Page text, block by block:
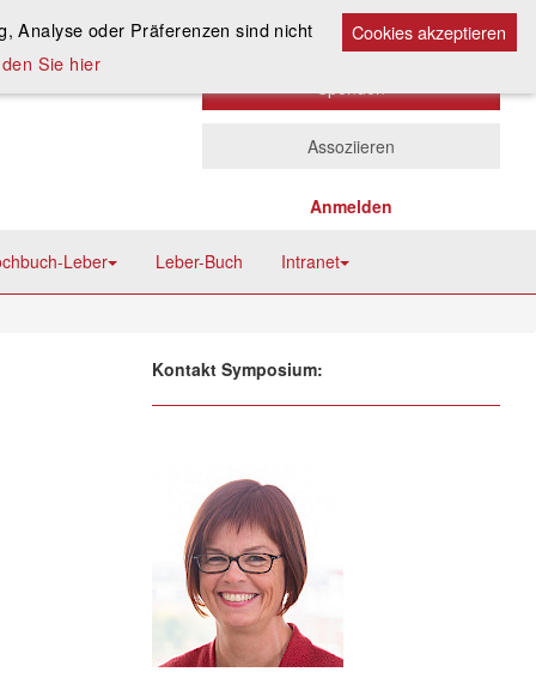
Kontakt AAA
Spenden
Assoziieren
Anmelden
Leber Leber-Buch Intranet
Kontakt Symposium:
Cookies akzeptieren
Analyse oder Präferenzen sind nicht
Sie hier